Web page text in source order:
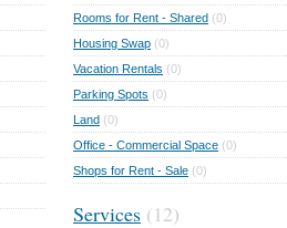
Rooms for Rent - Shared (0)
Housing Swap (0)
Vacation Rentals (0)
Parking Spots (0)
Land (0)
Office - Commercial Space (0)
Shops for Rent - Sale (0)
Services (12)